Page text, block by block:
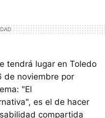
tendrá lugar en Toledo
de noviembre por
"El
es el de hacer
compartida